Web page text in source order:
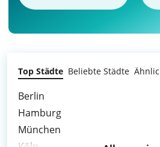
Top Städte Beliebte Städte
Berlin
Hamburg
München